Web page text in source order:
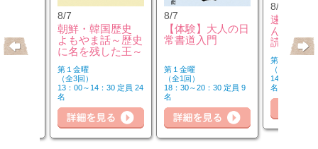
8/7
朝鮮・韓国歴史
よもやま話～歴史
に名を残した王～
第１金曜
（全3回）
13：00～14：30 定員 24
名
8/7
【体験】大人の日
常書道入門
第１金曜
（全1回）
18：30～20：30 定員 9
名
8/8
速読や脳
んで「本
読み方」
第２・４土曜
（全6回）
14：50～16
名
詳細を見る